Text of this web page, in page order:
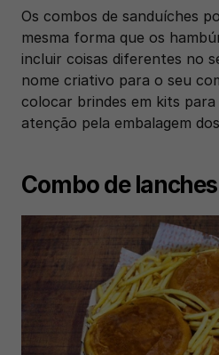
Os combos de sanduíches
mesma forma que os
incluir coisas diferentes no
nome criativo para o seu
colocar brindes em kits
atenção pela embalagem
Combo de lanches